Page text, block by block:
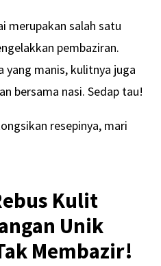
merupakan salah satu
pembaziran.
yang manis, kulitnya juga
bersama nasi. Sedap tau!
resepinya, mari
Kulit
Unik
Membazir!